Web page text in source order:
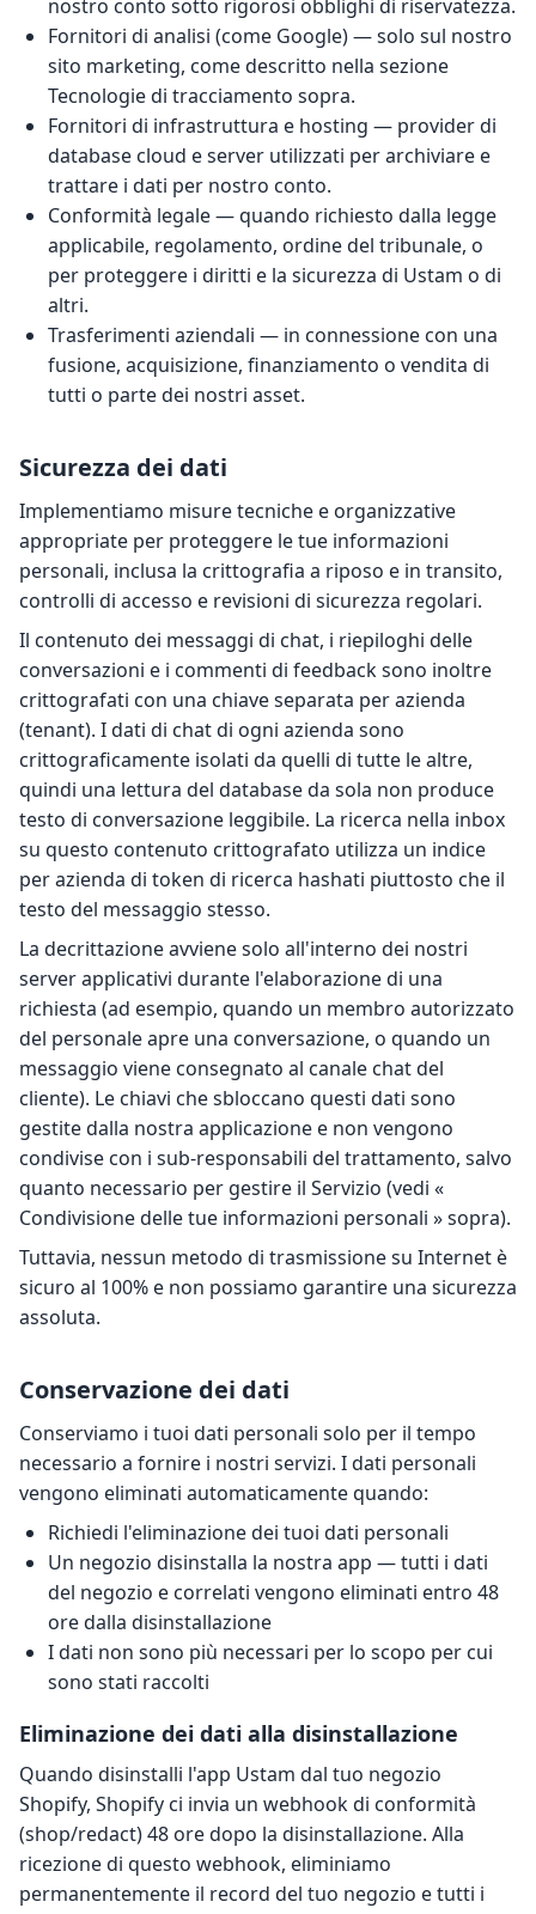
nostro conto sotto rigorosi obblighi di riservatezza.
Fornitori di analisi (come Google) — solo sul nostro
sito marketing, come descritto nella sezione
Tecnologie di tracciamento sopra.
Fornitori di infrastruttura e hosting — provider di
database cloud e server utilizzati per archiviare e
trattare i dati per nostro conto.
Conformità legale — quando richiesto dalla legge
applicabile, regolamento, ordine del tribunale, o
per proteggere i diritti e la sicurezza di Ustam o di
altri.
Trasferimenti aziendali — in connessione con una
fusione, acquisizione, finanziamento o vendita di
tutti o parte dei nostri asset.
Sicurezza dei dati
Implementiamo misure tecniche e organizzative
appropriate per proteggere le tue informazioni
personali, inclusa la crittografia a riposo e in transito,
controlli di accesso e revisioni di sicurezza regolari.
Il contenuto dei messaggi di chat, i riepiloghi delle
conversazioni e i commenti di feedback sono inoltre
crittografati con una chiave separata per azienda
(tenant). I dati di chat di ogni azienda sono
crittograficamente isolati da quelli di tutte le altre,
quindi una lettura del database da sola non produce
testo di conversazione leggibile. La ricerca nella inbox
su questo contenuto crittografato utilizza un indice
per azienda di token di ricerca hashati piuttosto che il
testo del messaggio stesso.
La decrittazione avviene solo all'interno dei nostri
server applicativi durante l'elaborazione di una
richiesta (ad esempio, quando un membro autorizzato
del personale apre una conversazione, o quando un
messaggio viene consegnato al canale chat del
cliente). Le chiavi che sbloccano questi dati sono
gestite dalla nostra applicazione e non vengono
condivise con i sub-responsabili del trattamento, salvo
quanto necessario per gestire il Servizio (vedi «
Condivisione delle tue informazioni personali » sopra).
Tuttavia, nessun metodo di trasmissione su Internet è
sicuro al 100% e non possiamo garantire una sicurezza
assoluta.
Conservazione dei dati
Conserviamo i tuoi dati personali solo per il tempo
necessario a fornire i nostri servizi. I dati personali
vengono eliminati automaticamente quando:
Richiedi l'eliminazione dei tuoi dati personali
Un negozio disinstalla la nostra app — tutti i dati
del negozio e correlati vengono eliminati entro 48
ore dalla disinstallazione
I dati non sono più necessari per lo scopo per cui
sono stati raccolti
Eliminazione dei dati alla disinstallazione
Quando disinstalli l'app Ustam dal tuo negozio
Shopify, Shopify ci invia un webhook di conformità
(shop/redact) 48 ore dopo la disinstallazione. Alla
ricezione di questo webhook, eliminiamo
permanentemente il record del tuo negozio e tutti i